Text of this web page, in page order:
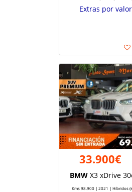
Extras por
33.900€
BMW X3 xDrive
Kms 98.900 | 2021 | Híbridos